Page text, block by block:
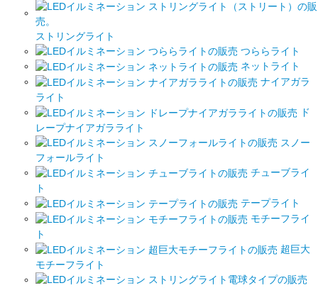
ストリングライト
つららライト
ネットライト
ナイアガラ
ライト
ド
レープナイアガラライト
スノー
フォールライト
チューブライ
ト
テープライト
モチーフライ
ト
超巨大
モチーフライト